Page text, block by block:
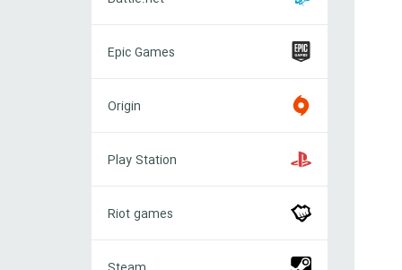
Games
Epic Games
Origin
Station
Play Station
games
Riot games